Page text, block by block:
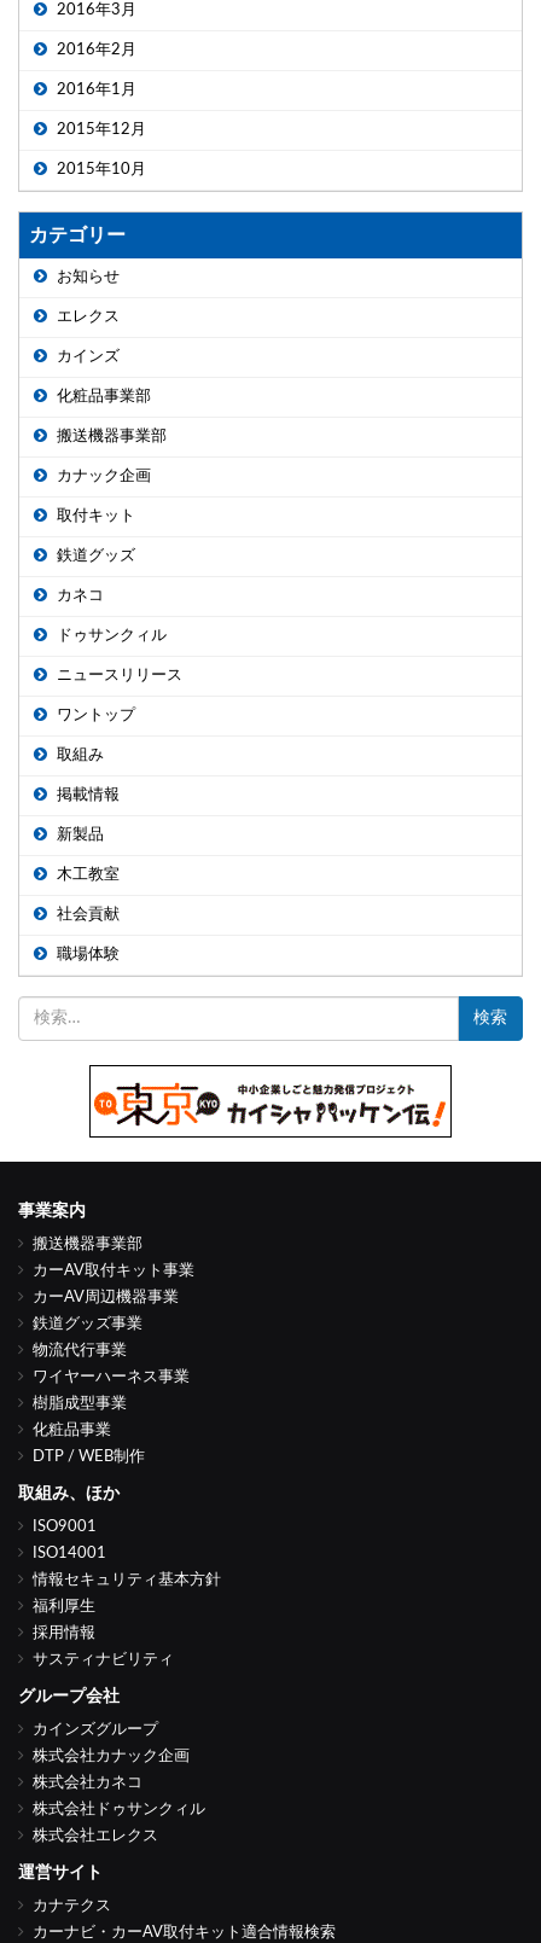
2016年3月
2016年2月
2016年1月
2015年12月
2015年10月
カテゴリー
お知らせ
エレクス
カインズ
化粧品事業部
搬送機器事業部
カナック企画
取付キット
鉄道グッズ
カネコ
ドゥサンクィル
ニュースリリース
ワントップ
取組み
掲載情報
新製品
木工教室
社会貢献
職場体験
検
索:
事業案内
搬送機器事業部
カーAV取付キット事業
カーAV周辺機器事業
鉄道グッズ事業
物流代行事業
ワイヤーハーネス事業
樹脂成型事業
化粧品事業
DTP / WEB制作
取組み、ほか
ISO9001
ISO14001
情報セキュリティ基本方針
福利厚生
採用情報
サスティナビリティ
グループ会社
カインズグループ
株式会社カナック企画
株式会社カネコ
株式会社ドゥサンクィル
株式会社エレクス
運営サイト
カナテクス
カーナビ・カーAV取付キット適合情報検索